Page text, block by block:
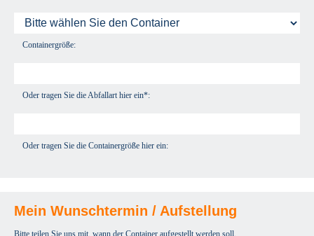
Containergröße:
Oder tragen Sie die Abfallart hier ein*:
Oder tragen Sie die Containergröße hier ein:
Mein Wunschtermin / Aufstellung
Bitte teilen Sie uns mit, wann der Container aufgestellt werden soll.